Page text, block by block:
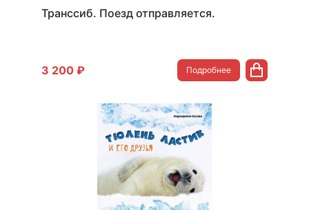
Транссиб. Поезд отправляется.
3 200 ₽ Подробнее